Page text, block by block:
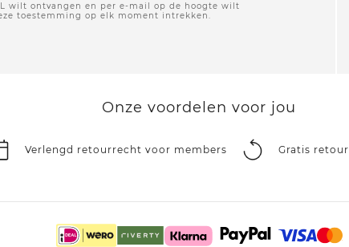
wilt ontvangen en per e-mail op de hoogte wilt
toestemming op elk moment intrekken.
Onze voordelen voor jou
Verlengd retourrecht voor members Gratis retour